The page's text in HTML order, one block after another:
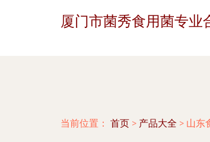
厦门市菌秀食用菌专业
当前位置： 首页 > 产品大全 > 山东